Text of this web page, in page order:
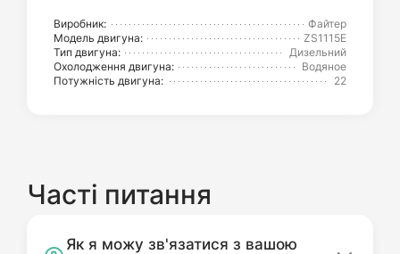
Виробник:
Файтер
Модель двигуна:
ZS1115E
Тип двигуна:
Дизельний
Охолодження двигуна:
Водяное
Потужність двигуна:
22
Часті питання
Як я можу зв'язатися з вашою